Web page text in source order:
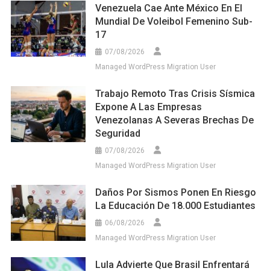
Venezuela Cae Ante México En El
Mundial De Voleibol Femenino Sub-
17
07/08/2026
Managed WordPress Migration User
Trabajo Remoto Tras Crisis Sísmica
Expone A Las Empresas
Venezolanas A Severas Brechas De
Seguridad
07/08/2026
Managed WordPress Migration User
Daños Por Sismos Ponen En Riesgo
La Educación De 18.000 Estudiantes
06/08/2026
Managed WordPress Migration User
Lula Advierte Que Brasil Enfrentará